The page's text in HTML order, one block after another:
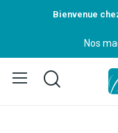
Bienvenue
Nos